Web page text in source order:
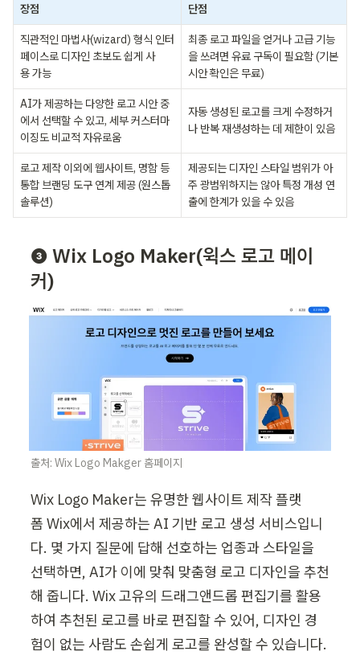
장점 단점
직관적인 마법사(wizard) 형식 인터
페이스로 디자인 초보도 쉽게 사
용 가능
최종 로고 파일을 얻거나 고급 기능
을 쓰려면 유료 구독이 필요함 (기본
시안 확인은 무료)
AI가 제공하는 다양한 로고 시안 중
에서 선택할 수 있고, 세부 커스터마
이징도 비교적 자유로움
자동 생성된 로고를 크게 수정하거
나 반복 재생성하는 데 제한이 있음
로고 제작 이외에 웹사이트, 명함 등
통합 브랜딩 도구 연계 제공 (원스톱
솔루션)
제공되는 디자인 스타일 범위가 아
주 광범위하지는 않아 특정 개성 연
출에 한계가 있을 수 있음
❸ Wix Logo Maker(윅스 로고 메이
커)
출처: Wix Logo Makger 홈페이지
Wix Logo Maker는 유명한 웹사이트 제작 플랫
폼 Wix에서 제공하는 AI 기반 로고 생성 서비스입니
다. 몇 가지 질문에 답해 선호하는 업종과 스타일을
선택하면, AI가 이에 맞춰 맞춤형 로고 디자인을 추천
해 줍니다. Wix 고유의 드래그앤드롭 편집기를 활용
하여 추천된 로고를 바로 편집할 수 있어, 디자인 경
험이 없는 사람도 손쉽게 로고를 완성할 수 있습니다.